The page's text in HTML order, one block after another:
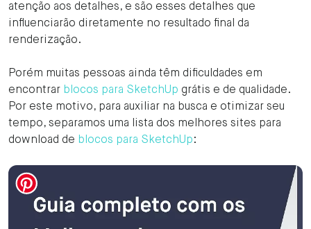
atenção aos detalhes, e são esses detalhes que
influenciarão diretamente no resultado final da
renderização.
Porém muitas pessoas ainda têm dificuldades em
encontrar blocos para SketchUp grátis e de qualidade.
Por este motivo, para auxiliar na busca e otimizar seu
tempo, separamos uma lista dos melhores sites para
download de blocos para SketchUp: